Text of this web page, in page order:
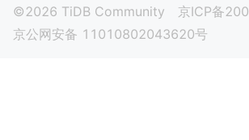
©2026 TiDB Community
京ICP备
京公网安备 11010802043620号